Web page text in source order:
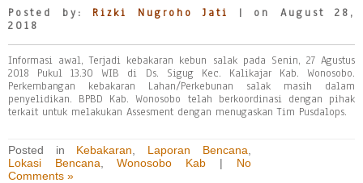
Posted by: Rizki Nugroho Jati
| on August 28,
2018
Informasi awal, Terjadi kebakaran kebun salak pada Senin, 27 Agustus
2018 Pukul 13.30 WIB di Ds. Sigug Kec. Kalikajar Kab. Wonosobo.
Perkembangan kebakaran Lahan/Perkebunan salak masih dalam
penyelidikan. BPBD Kab. Wonosobo telah berkoordinasi dengan pihak
terkait untuk melakukan Assesment dengan menugaskan Tim Pusdalops.
Posted in Kebakaran Laporan Bencana
Lokasi Bencana ,Wonosobo Kab | No
Comments »